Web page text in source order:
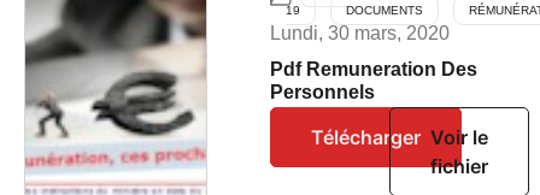
19
DOCUMENTS
Lundi, 30 mars, 2020
Pdf Remuneration Des
Personnels
Télécharger Voir le
fichier